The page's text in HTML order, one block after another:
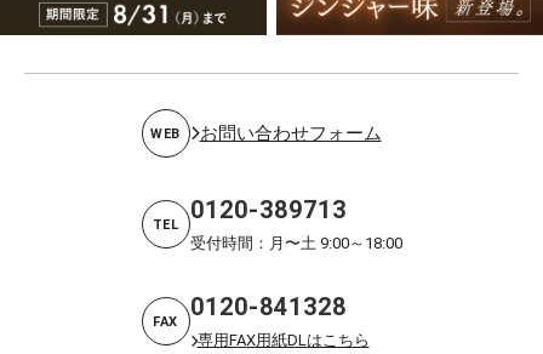
WEB お問い合わせフォーム
TEL 0120-389713
受付時間：月〜土 9:00～18:00
FAX 0120-841328
専用FAX用紙DLはこちら